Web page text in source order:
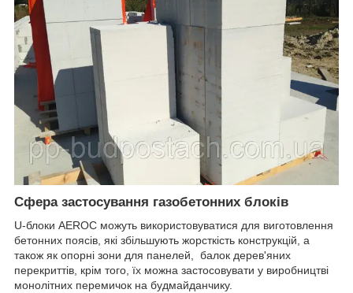
Сфера застосування газобетонних блоків
U-блоки AEROC можуть використовуватися для виготовлення
бетонних поясів, які збільшують жорсткість конструкцій, а
також як опорні зони для панелей, балок дерев'яних
перекриттів, крім того, їх можна застосовувати у виробництві
монолітних перемичок на будмайданчику.